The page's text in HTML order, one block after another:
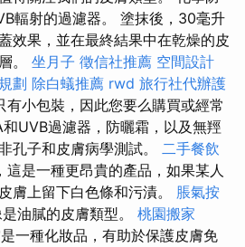
輻射的過濾器。 塗抹後，30毫升
效果，並在最終結果中在乾燥的皮
。 坐月子 徵信社推薦 空間設計
劃 除白蟻推薦 rwd 旅行社代辦護
有小包裝，因此您要么購買或經常
UVB過濾器，防曬霜，以及無羥
孔子和皮膚病學測試。 二手餐飲
這是一種更昂貴的產品，如果某人
膚上留下白色條和污漬。 脹氣按
油膩的皮膚類型。 桃園搬家
一種化妝品，有助於保護皮膚免